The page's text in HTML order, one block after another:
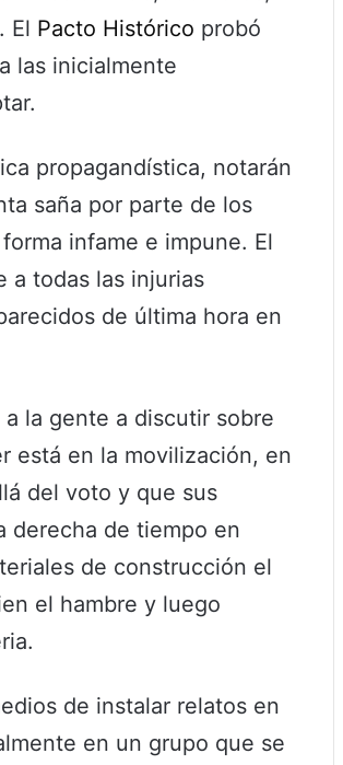
El Pacto Histórico probó
las inicialmente
propagandística, notarán
saña por parte de los
infame e impune. El
a todas las injurias
de última hora en
la gente a discutir sobre
está en la movilización, en
del voto y que sus
derecha de tiempo en
de construcción el
el hambre y luego
de instalar relatos en
en un grupo que se